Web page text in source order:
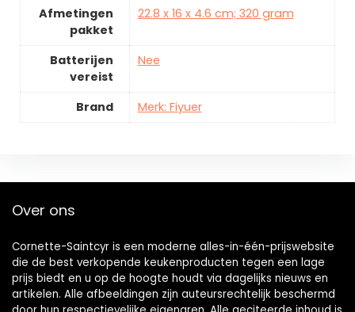
Afmetingen
pakket
22.8 x 16 x 4.6 cm; 320 gram
Batterijen
vereist
Nee
Brand Merk: Fiyuer
Over ons
Cornette-Saintcyr is een moderne alles-in-één-prijswebsite
die de best verkopende keukenproducten tegen een lage
prijs biedt en u op de hoogte houdt via dagelijks nieuws en
artikelen. Alle afbeeldingen zijn auteursrechtelijk beschermd